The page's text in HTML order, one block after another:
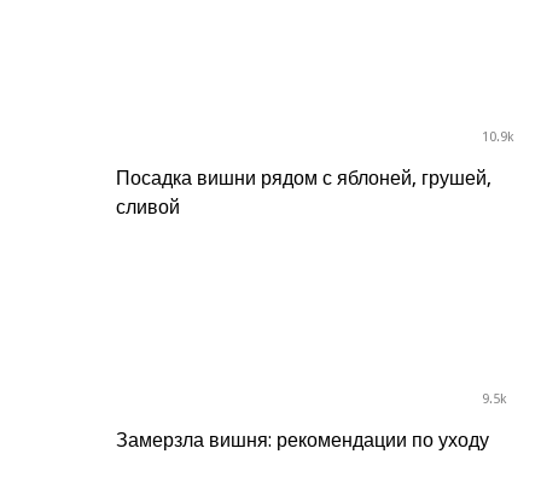
10.9k
Посадка вишни рядом с яблоней, грушей,
сливой
9.5k
Замерзла вишня: рекомендации по уходу